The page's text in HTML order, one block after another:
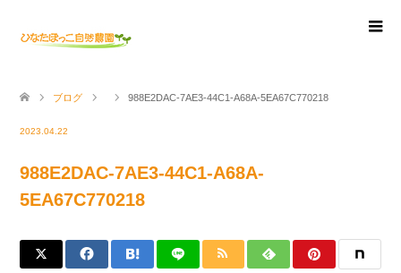
ブログ 988E2DAC-7AE3-44C1-A68A-5EA67C770218
2023.04.22
988E2DAC-7AE3-44C1-A68A-
5EA67C770218